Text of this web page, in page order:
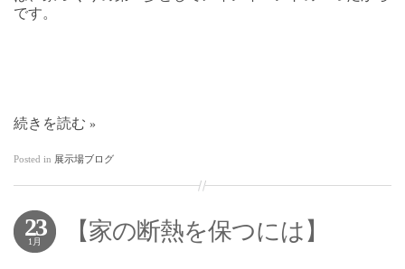
です。
続きを読む
Posted in 展示場ブログ
23
1月 【家の断熱を保つには】